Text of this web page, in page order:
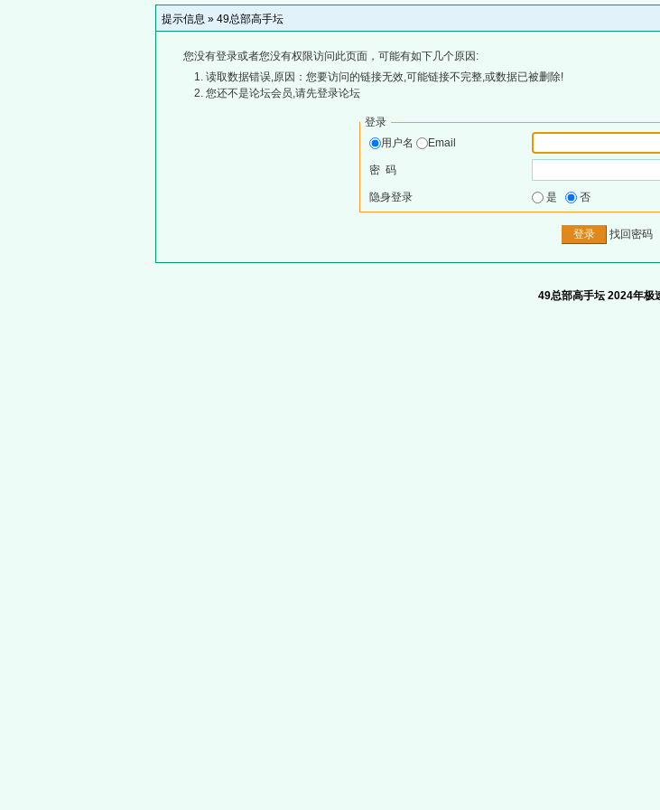
提示信息 » 49总部高手坛
您没有登录或者您没有权限访问此页面，可能有如下几个原因:
读取数据错误,原因：您要访问的链接无效,可能链接不完整,或数据已被删除!
您还不是论坛会员,请先登录论坛
登录
用户名
Email
密 码
隐身登录 是 否
找回密码
49总部高手坛 2024年极